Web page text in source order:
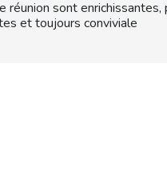
réunion sont enrichissantes,
et toujours conviviale